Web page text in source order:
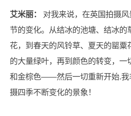
艾米丽： 对我来说，在英国拍摄
节的变化。从结冰的池塘、结冰的
花，到春天的风铃草、夏天的罂粟
的大量绿叶，再到颜色的转变，一
和金棕色——然后一切重新开始.我
摄四季不断变化的景象！